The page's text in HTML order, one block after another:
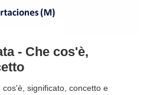
- Che cos'è,
significato, concetto e